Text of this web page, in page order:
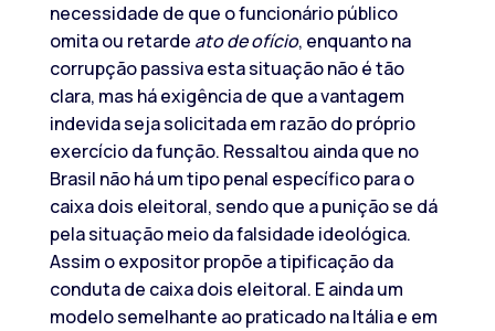
necessidade de que o funcionário público
omita ou retarde ato de ofício, enquanto na
corrupção passiva esta situação não é tão
clara, mas há exigência de que a vantagem
indevida seja solicitada em razão do próprio
exercício da função. Ressaltou ainda que no
Brasil não há um tipo penal específico para o
caixa dois eleitoral, sendo que a punição se dá
pela situação meio da falsidade ideológica.
Assim o expositor propõe a tipificação da
conduta de caixa dois eleitoral. E ainda um
modelo semelhante ao praticado na Itália e em